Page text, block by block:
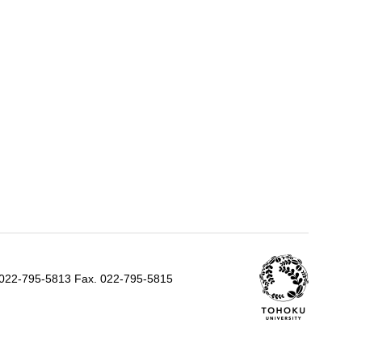
795-5813 Fax. 022-795-5815